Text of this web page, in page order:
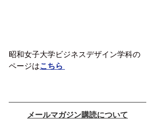
昭和女子大学ビジネスデザイン学科の
ページはこちら
メールマガジン購読について